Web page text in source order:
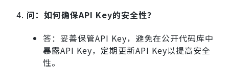
问：如何确保API Key的安全性？
答：妥善保管API Key，避免在公开代码库中
暴露API Key，定期更新API Key以提高安全
性。